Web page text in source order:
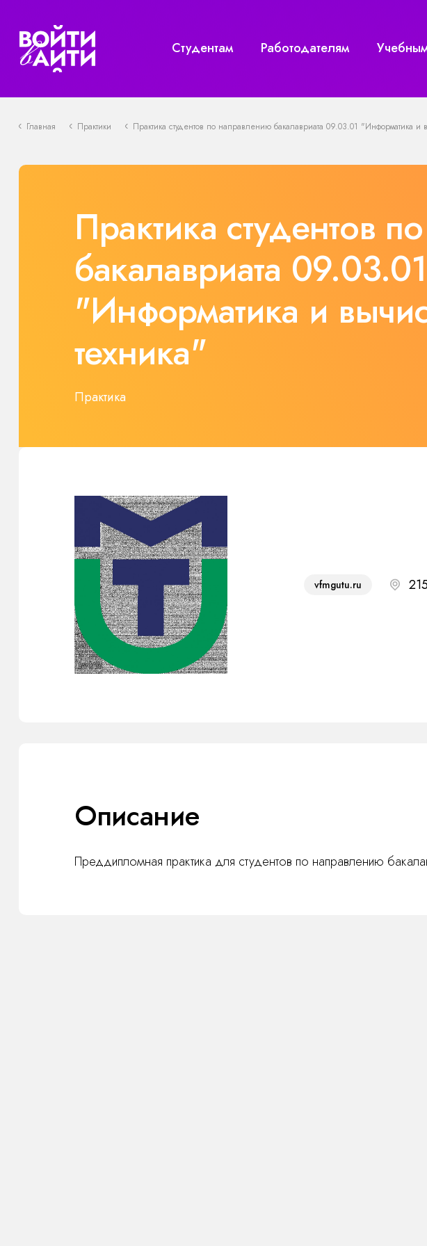
Студентам Работодателям
Главная Практики Практика студентов по направлению бакалавриата 09.03.01 "Информатика и
Практика студентов
бакалавриата 09.03.01
"Информатика и
техника"
Практика
vfmgutu.ru
Описание
Преддипломная практика для студентов по направлению